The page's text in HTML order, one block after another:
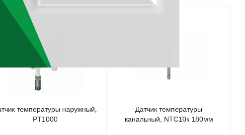
температуры наружный,
PT1000
Датчик температуры
канальный, NTC10к 180мм